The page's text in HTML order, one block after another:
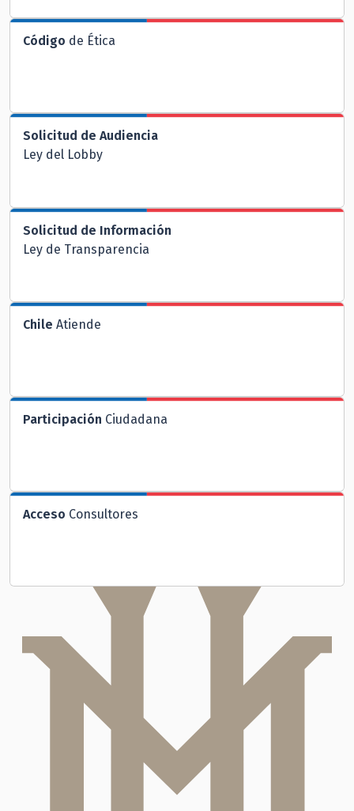
Código de Ética
Solicitud de Audiencia
Ley del Lobby
Solicitud de Información
Ley de Transparencia
Chile Atiende
Participación Ciudadana
Acceso Consultores